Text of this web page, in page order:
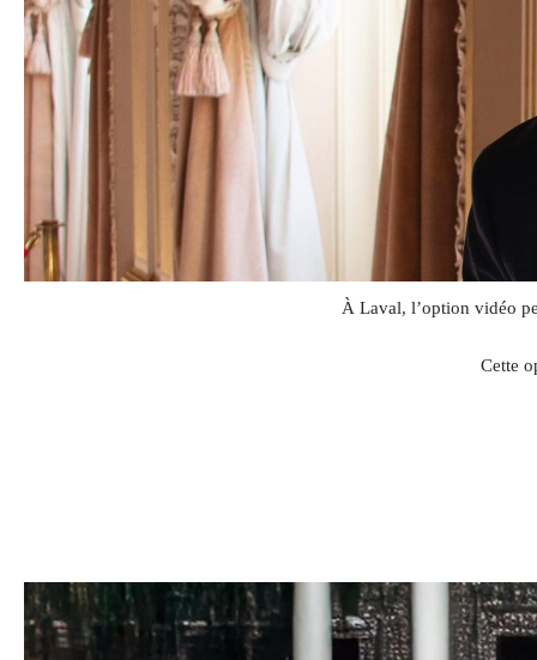
À Laval, l’option vidéo
Cette